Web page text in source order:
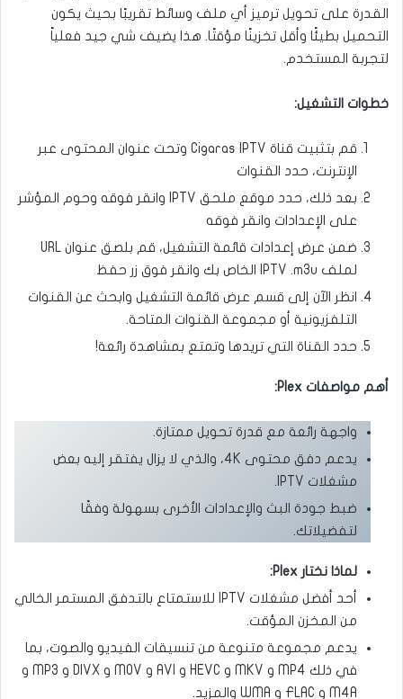
القدرة على تحويل ترميز أي ملف وسائط تقريبًا بحيث يكون
التحميل بطيئًا وأقل تخزينًا مؤقتًا. هذا يضيف شي جيد فعلياً
لتجربة المستخدم.
خطوات التشغيل:
قم بتثبيت قناة Cigaras IPTV وتحت عنوان المحتوى عبر
الإنترنت، حدد القنوات
بعد ذلك، حدد موقع ملحق IPTV وانقر فوقه وحوم المؤشر
على الإعدادات وانقر فوقه
ضمن عرض إعدادات قائمة التشغيل، قم بلصق عنوان URL
لملف IPTV .m3u الخاص بك وانقر فوق زر حفظ
انظر الآن إلى قسم عرض قائمة التشغيل وابحث عن القنوات
التلفزيونية أو مجموعة القنوات المتاحة.
حدد القناة التي تريدها وتمتع بمشاهدة رائعة!
أهم مواصفات Plex:
واجهة رائعة مع قدرة تحويل ممتازة.
يدعم دفق محتوى 4K، والذي لا يزال يفتقر إليه بعض
مشغلات IPTV.
ضبط جودة البث والإعدادات الأخرى بسهولة وفقًا
لتفضيلاتك.
لماذا نختار Plex:
أحد أفضل مشغلات IPTV للاستمتاع بالتدفق المستمر الخالي
من المخزن المؤقت.
يدعم مجموعة متنوعة من تنسيقات الفيديو والصوت، بما
في ذلك MP4 و MKV و HEVC و AVI و MOV و DIVX و MP3 و
M4A و FLAC و WMA والمزيد.